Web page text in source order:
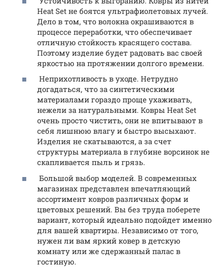
Heat Set не боятся ультрафиолетовых лучей.
Дело в том, что волокна окрашиваются в
процессе переработки, что обеспечивает
отличную стойкость красящего состава.
Поэтому изделие будет радовать вас своей
яркостью на протяжении долгого времени.
Неприхотливость в уходе. Нетрудно
догадаться, что за синтетическими
материалами гораздо проще ухаживать,
нежели за натуральными. Ковры Heat Set
очень просто чистить, они не впитывают в
себя лишнюю влагу и быстро высыхают.
Изделия не скатываются, а за счет
структуры материала в глубине ворсинок не
скапливается пыль и грязь.
Большой выбор моделей. В современных
магазинах представлен впечатляющий
ассортимент ковров различных форм и
цветовых решений. Вы без труда поберете
вариант, который идеально подойдет именно
для вашей квартиры. Независимо от того,
нужен ли вам яркий ковер в детскую
комнату или же сдержанный палас в
гостиную.